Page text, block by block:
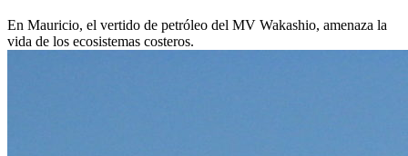
En Mauricio, el vertido de petróleo del MV Wakashio, amenaza la
vida de los ecosistemas costeros.